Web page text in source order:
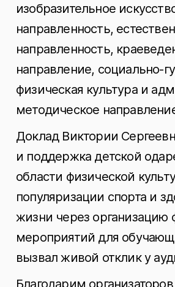
изобразительное
направленность,
направленность,
направление, социально-
физическая культура и
методическое
Доклад Виктории
и поддержка детской
области физической
популяризации спорта и
жизни через организацию
мероприятий для
вызвал живой отклик у
Благодарим